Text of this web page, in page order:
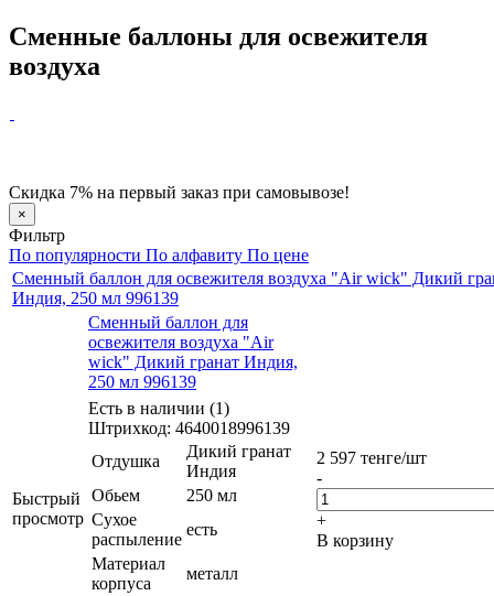
Сменные баллоны для освежителя
воздуха
Скидка 7% на первый заказ при самовывозе!
×
Фильтр
По популярности По алфавиту По цене
Сменный баллон для освежителя воздуха "Air wick" Дикий
Индия, 250 мл 996139
Быстрый
просмотр
Сменный баллон для
освежителя воздуха "Air
wick" Дикий гранат Индия,
250 мл 996139
Есть в наличии (1)
Штрихкод: 4640018996139
Отдушка
Дикий гранат
Индия
Обьем
250 мл
Сухое
распыление
есть
Материал
корпуса
металл
2 597 тенге/шт
-
+
В корзину